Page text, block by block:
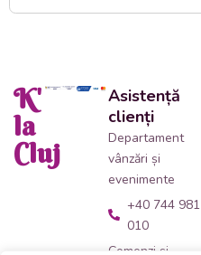
K'
la
Cluj
Asistență
clienți
Departament
vânzări și
evenimente
+40 744 981
010
Comenzi și